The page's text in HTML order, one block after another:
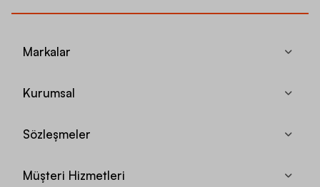
Markalar
Kurumsal
Sözleşmeler
Müşteri Hizmetleri